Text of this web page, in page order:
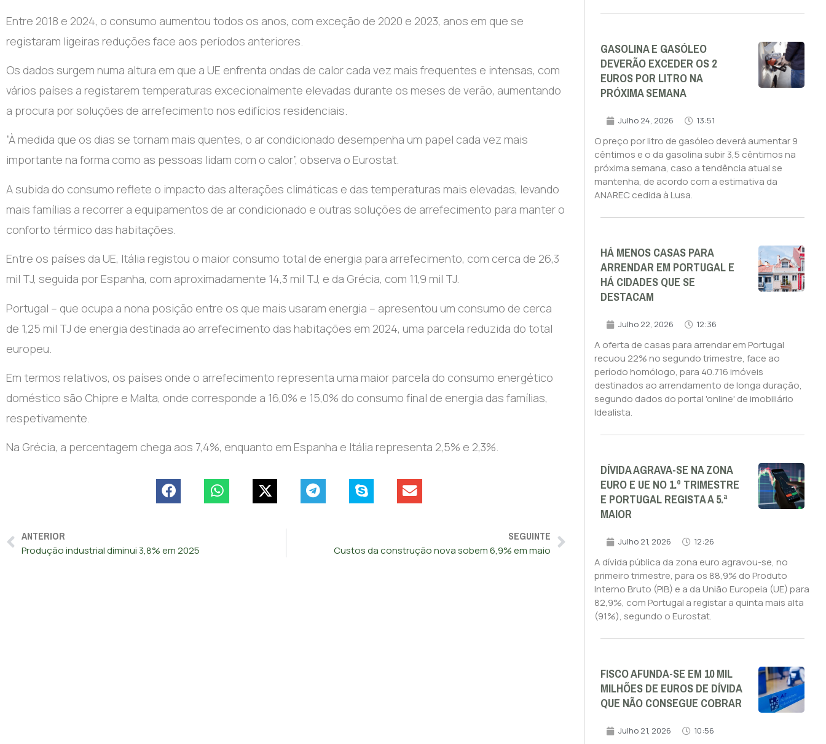
Entre 2018 e 2024, o consumo aumentou todos os anos, com exceção de 2020 e 2023, anos em que se
registaram ligeiras reduções face aos períodos anteriores.
Os dados surgem numa altura em que a UE enfrenta ondas de calor cada vez mais frequentes e intensas, com
vários países a registarem temperaturas excecionalmente elevadas durante os meses de verão, aumentando
a procura por soluções de arrefecimento nos edifícios residenciais.
“À medida que os dias se tornam mais quentes, o ar condicionado desempenha um papel cada vez mais
importante na forma como as pessoas lidam com o calor”, observa o Eurostat.
A subida do consumo reflete o impacto das alterações climáticas e das temperaturas mais elevadas, levando
mais famílias a recorrer a equipamentos de ar condicionado e outras soluções de arrefecimento para manter o
conforto térmico das habitações.
Entre os países da UE, Itália registou o maior consumo total de energia para arrefecimento, com cerca de 26,3
mil TJ, seguida por Espanha, com aproximadamente 14,3 mil TJ, e da Grécia, com 11,9 mil TJ.
Portugal – que ocupa a nona posição entre os que mais usaram energia – apresentou um consumo de cerca
de 1,25 mil TJ de energia destinada ao arrefecimento das habitações em 2024, uma parcela reduzida do total
europeu.
Em termos relativos, os países onde o arrefecimento representa uma maior parcela do consumo energético
doméstico são Chipre e Malta, onde corresponde a 16,0% e 15,0% do consumo final de energia das famílias,
respetivamente.
Na Grécia, a percentagem chega aos 7,4%, enquanto em Espanha e Itália representa 2,5% e 2,3%.
ANTERIOR
Produção industrial diminui 3,8% em 2025
SEGUINTE
Custos da construção nova sobem 6,9% em maio
GASOLINA E GASÓLEO
DEVERÃO EXCEDER OS 2
EUROS POR LITRO NA
PRÓXIMA SEMANA
Julho 24, 2026 13:51
O preço por litro de gasóleo deverá aumentar 9
cêntimos e o da gasolina subir 3,5 cêntimos na
próxima semana, caso a tendência atual se
mantenha, de acordo com a estimativa da
ANAREC cedida à Lusa.
HÁ MENOS CASAS PARA
ARRENDAR EM PORTUGAL E
HÁ CIDADES QUE SE
DESTACAM
Julho 22, 2026 12:36
A oferta de casas para arrendar em Portugal
recuou 22% no segundo trimestre, face ao
período homólogo, para 40.716 imóveis
destinados ao arrendamento de longa duração,
segundo dados do portal 'online' de imobiliário
Idealista.
DÍVIDA AGRAVA-SE NA ZONA
EURO E UE NO 1.º TRIMESTRE
E PORTUGAL REGISTA A 5.ª
MAIOR
Julho 21, 2026 12:26
A dívida pública da zona euro agravou-se, no
primeiro trimestre, para os 88,9% do Produto
Interno Bruto (PIB) e a da União Europeia (UE) para
82,9%, com Portugal a registar a quinta mais alta
(91%), segundo o Eurostat.
FISCO AFUNDA-SE EM 10 MIL
MILHÕES DE EUROS DE DÍVIDA
QUE NÃO CONSEGUE COBRAR
Julho 21, 2026 10:56